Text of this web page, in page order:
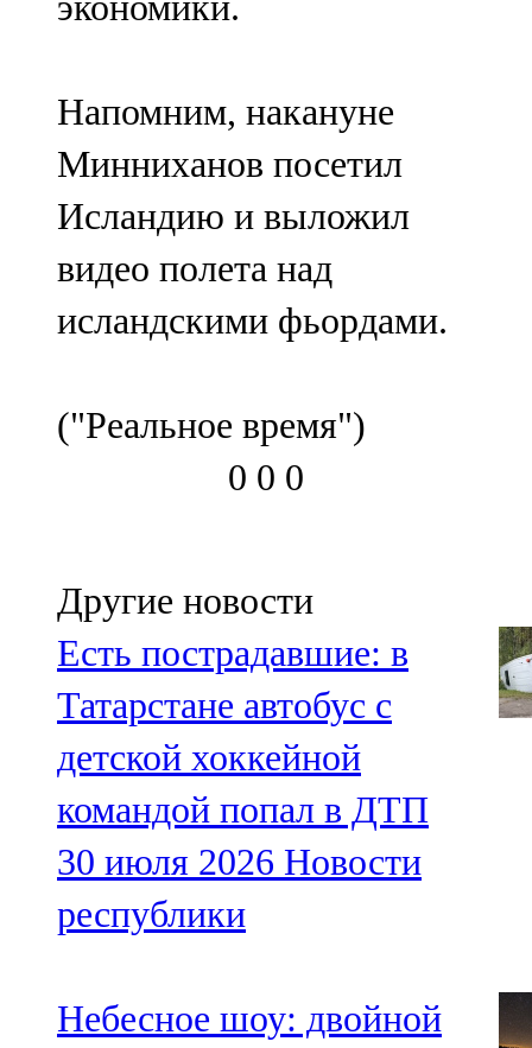
Напомним, накануне
Минниханов посетил
Исландию и выложил
видео полета над
исландскими фьордами.
("Реальное время")
0 0 0
Другие новости
Есть пострадавшие: в
Татарстане автобус с
детской хоккейной
командой попал в ДТП
30 июля 2026 Новости
республики
Небесное шоу: двойной